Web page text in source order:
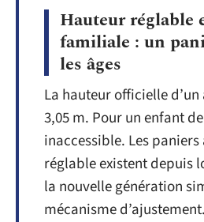
Hauteur réglable
familiale : un
les âges
La hauteur officielle
3,05 m. Pour un enfant
inaccessible. Les
réglable existent depuis
la nouvelle génération
mécanisme d’ajustement.